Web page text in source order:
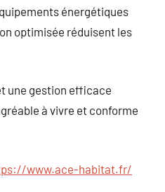
énergétiques
optimisée réduisent les
une gestion efficace
à vivre et conforme
www.ace-habitat.fr/